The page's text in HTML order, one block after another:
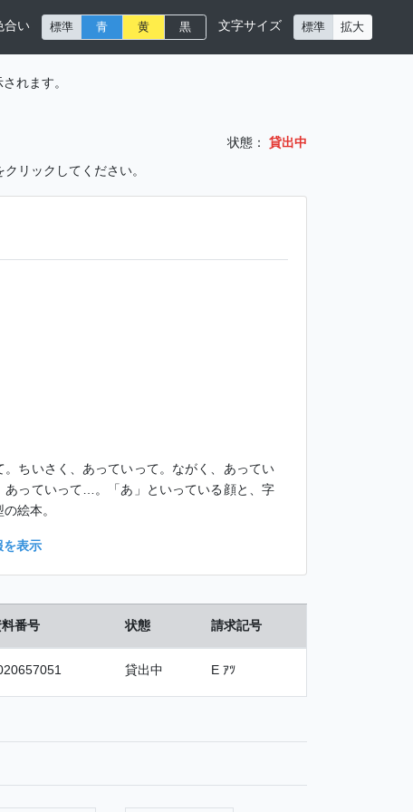
合い 標準 青 黄 黒 文字サイズ 標準 拡大
れます。
状態：
貸出中
リックしてください。
。ちいさく、あっていって。ながく、あってい
あっていって…。「あ」といっている顔と、字
絵本。
を表示
料番号 状態 請求記号
貸出中 E ｱﾂ